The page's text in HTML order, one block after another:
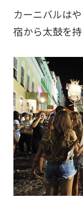
カーニバルは
宿から太鼓を